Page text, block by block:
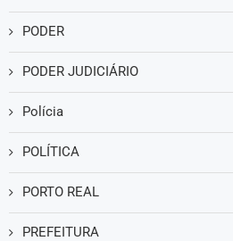
PODER
PODER JUDICIÁRIO
Polícia
POLÍTICA
PORTO REAL
PREFEITURA